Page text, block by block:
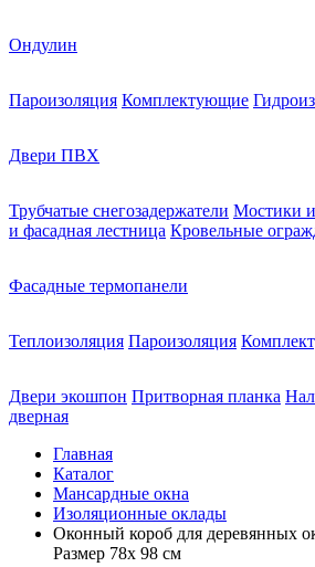
Ондулин
Пароизоляция Комплектующие
Двери ПВХ
Трубчатые снегозадержатели Мостики
и фасадная лестница Кровельные
Фасадные термопанели
Теплоизоляция Пароизоляция
Двери экошпон Притворная планка
дверная
Главная
Каталог
Мансардные окна
Изоляционные оклады
Оконный короб для деревянных
Размер 78х 98 см